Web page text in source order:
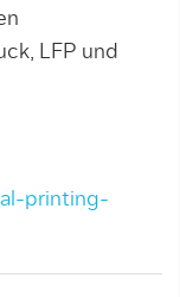
LFP und
printing-